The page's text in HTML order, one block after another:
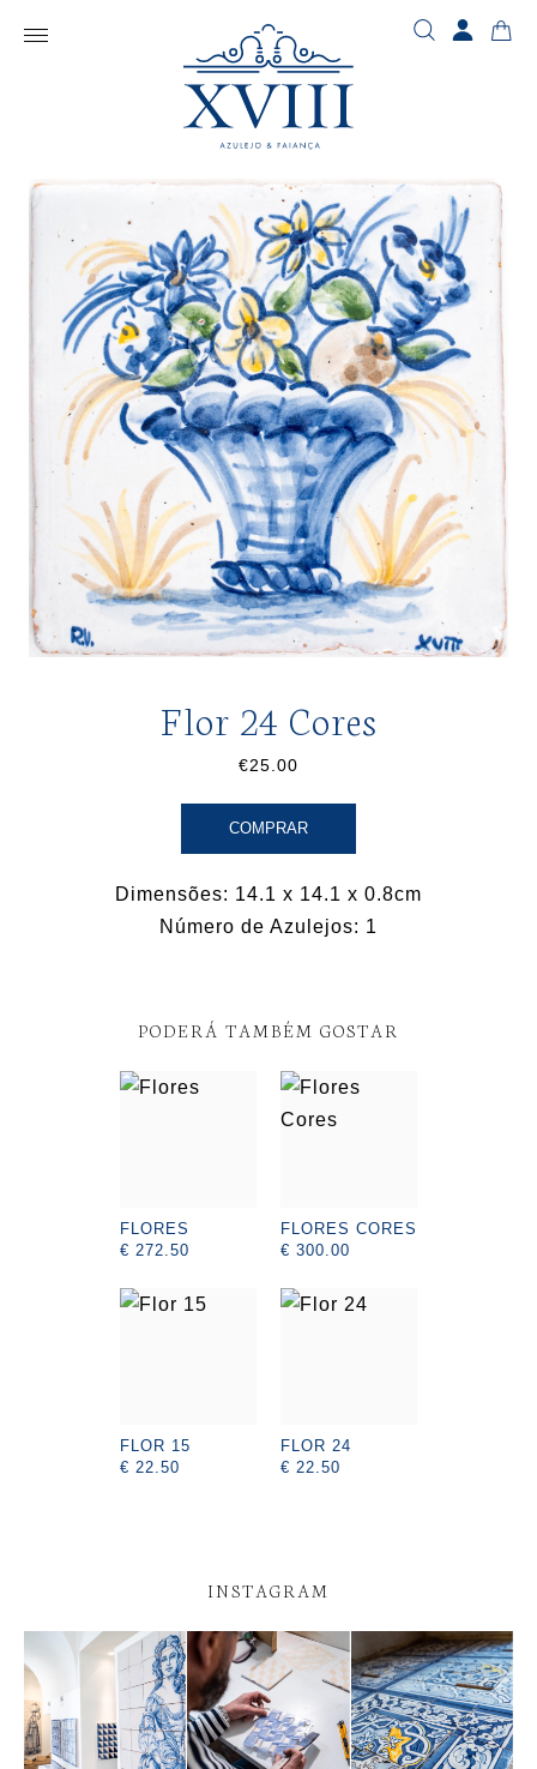
Flor 24 Cores
€25.00
COMPRAR
Dimensões: 14.1 x 14.1 x 0.8cm
Número de Azulejos: 1
PODERÁ TAMBÉM GOSTAR
FLORES
€ 272.50
FLORES CORES
€ 300.00
FLOR 15
€ 22.50
FLOR 24
€ 22.50
INSTAGRAM